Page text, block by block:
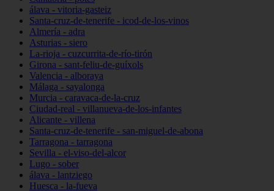
álava - vitoria-gasteiz
Santa-cruz-de-tenerife - icod-de-los-vinos
Almería - adra
Asturias - siero
La-rioja - cuzcurrita-de-río-tirón
Girona - sant-feliu-de-guíxols
Valencia - alboraya
Málaga - sayalonga
Murcia - caravaca-de-la-cruz
Ciudad-real - villanueva-de-los-infantes
Alicante - villena
Santa-cruz-de-tenerife - san-miguel-de-abona
Tarragona - tarragona
Sevilla - el-viso-del-alcor
Lugo - sober
álava - lantziego
Huesca - la-fueva